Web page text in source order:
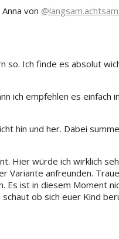
von
Ich finde es absolut
ich empfehlen es
hin und her. Dabei
Hier würde ich wirklich
Variante anfreunden.
ist in diesem Moment
ob sich euer Kind